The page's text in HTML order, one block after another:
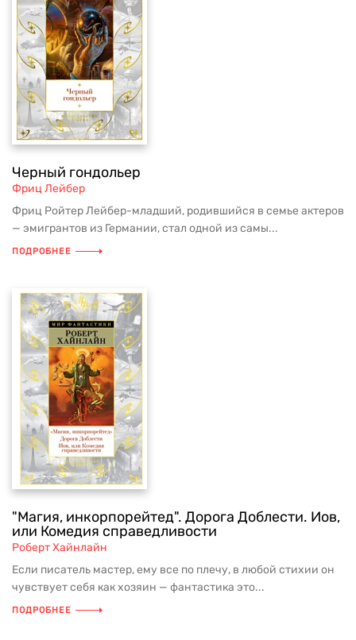
Черный гондольер
Фриц Лейбер
Фриц Ройтер Лейбер-младший, родившийся в семье актеров
— эмигрантов из Германии, стал одной из самы...
ПОДРОБНЕЕ
"Магия, инкорпорейтед". Дорога Доблести. Иов,
или Комедия справедливости
Роберт Хайнлайн
Если писатель мастер, ему все по плечу, в любой стихии он
чувствует себя как хозяин — фантастика это...
ПОДРОБНЕЕ